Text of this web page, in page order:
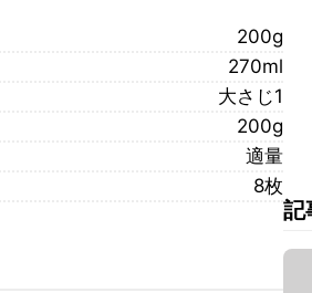
200g
270ml
大さじ1
200g
適量
8枚
記